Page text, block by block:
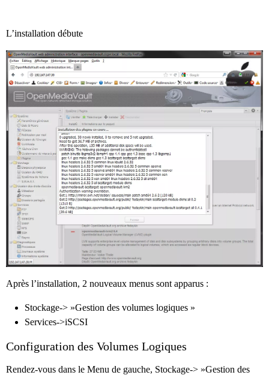
L’installation débute
Après l’installation, 2 nouveaux menus sont apparus :
Stockage-> »Gestion des volumes logiques »
Services->iSCSI
Configuration des Volumes Logiques
Rendez-vous dans le Menu de gauche, Stockage-> »Gestion des